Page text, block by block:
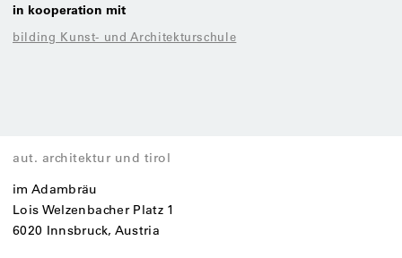
in kooperation mit
bilding Kunst- und Architekturschule
aut. architektur und tirol
im Adambräu
Lois Welzenbacher Platz 1
6020 Innsbruck, Austria